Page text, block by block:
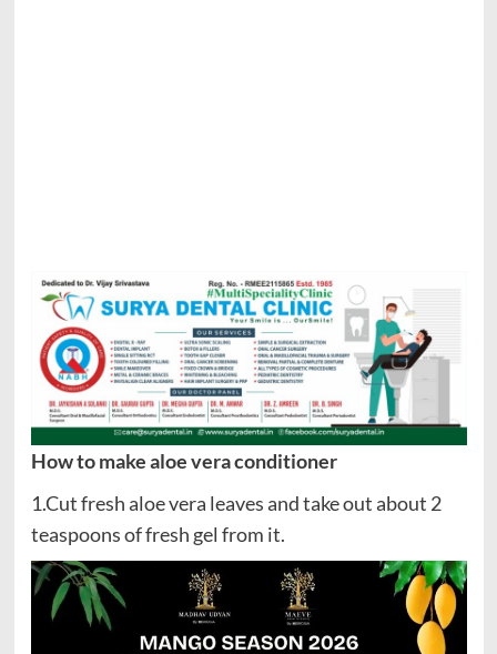
How to make aloe vera conditioner
1.Cut fresh aloe vera leaves and take out about 2
teaspoons of fresh gel from it.